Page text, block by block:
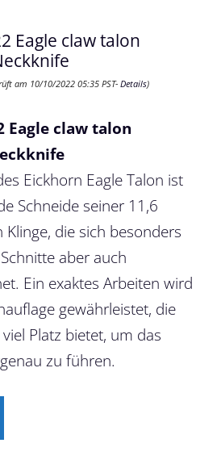
Eagle claw talon
am 10/10/2022 05:35 PST- Details)
Eagle claw talon
Eickhorn Eagle Talon ist
Schneide seiner 11,6
die sich besonders
aber auch
Ein exaktes Arbeiten wird
gewährleistet, die
Platz bietet, um das
zu führen.